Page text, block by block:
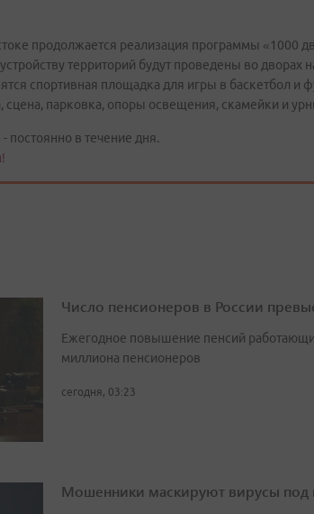
продолжается реализация программы «1000
территорий будут проведены во дворах
спортивная площадка для игры в баскетбол и
сцена, парковка, опоры освещения, скамейки и
постоянно в течение дня.
Число пенсионеров в России
Ежегодное повышение пенсий
миллиона пенсионеров
сегодня, 03:23
Мошенники маскируют вирусы под